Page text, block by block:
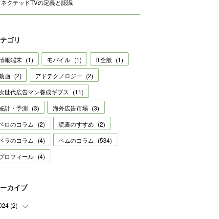
ネクテッドTVの定義と認識
ゴリ
報端末 (1) モバイル (1) IT全般 (1)
画 (2) アドテクノロジー (2)
世代広告マン養成ギブス
(11)
計・予測 (3) 海外広告市場 (3)
ロのコラム (2) 読書のすすめ (2)
ラのコラム (4) ベムのコラム (534)
ロフィール (4)
カイブ
(2)